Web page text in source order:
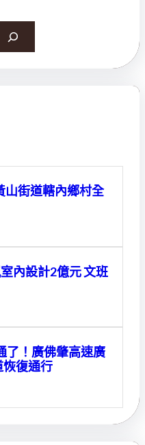
山街道轄內鄉村全
內設計2億元 文班
了！廣佛肇高速廣
恢復通行